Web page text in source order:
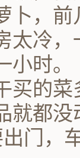
卜，
太冷
时。
买的
就都
门，